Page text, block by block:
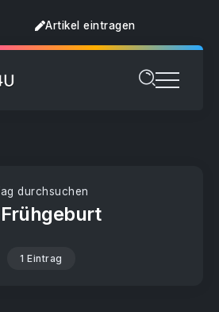
Artikel eintragen
durchsuchen
Frühgeburt
1 Eintrag